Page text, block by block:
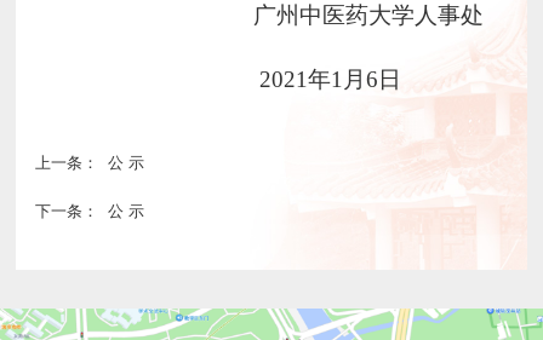
广州中医药大学人事处
2021年1 月6日
上一条： 公 示
下一条： 公 示